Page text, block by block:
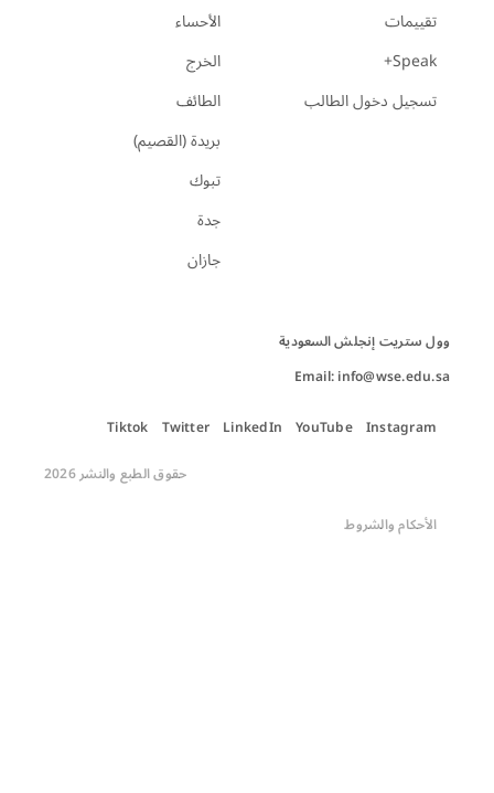
تقييمات
Speak+
تسجيل دخول الطالب
الأحساء
الطائف
بريدة (القصيم)
وول ستريت إنجلش السعودية
Email: info@wse.edu.sa
Instagram
YouTube
LinkedIn
Twitter
Tiktok
حقوق الطبع والنشر 2026
الأحكام والشروط